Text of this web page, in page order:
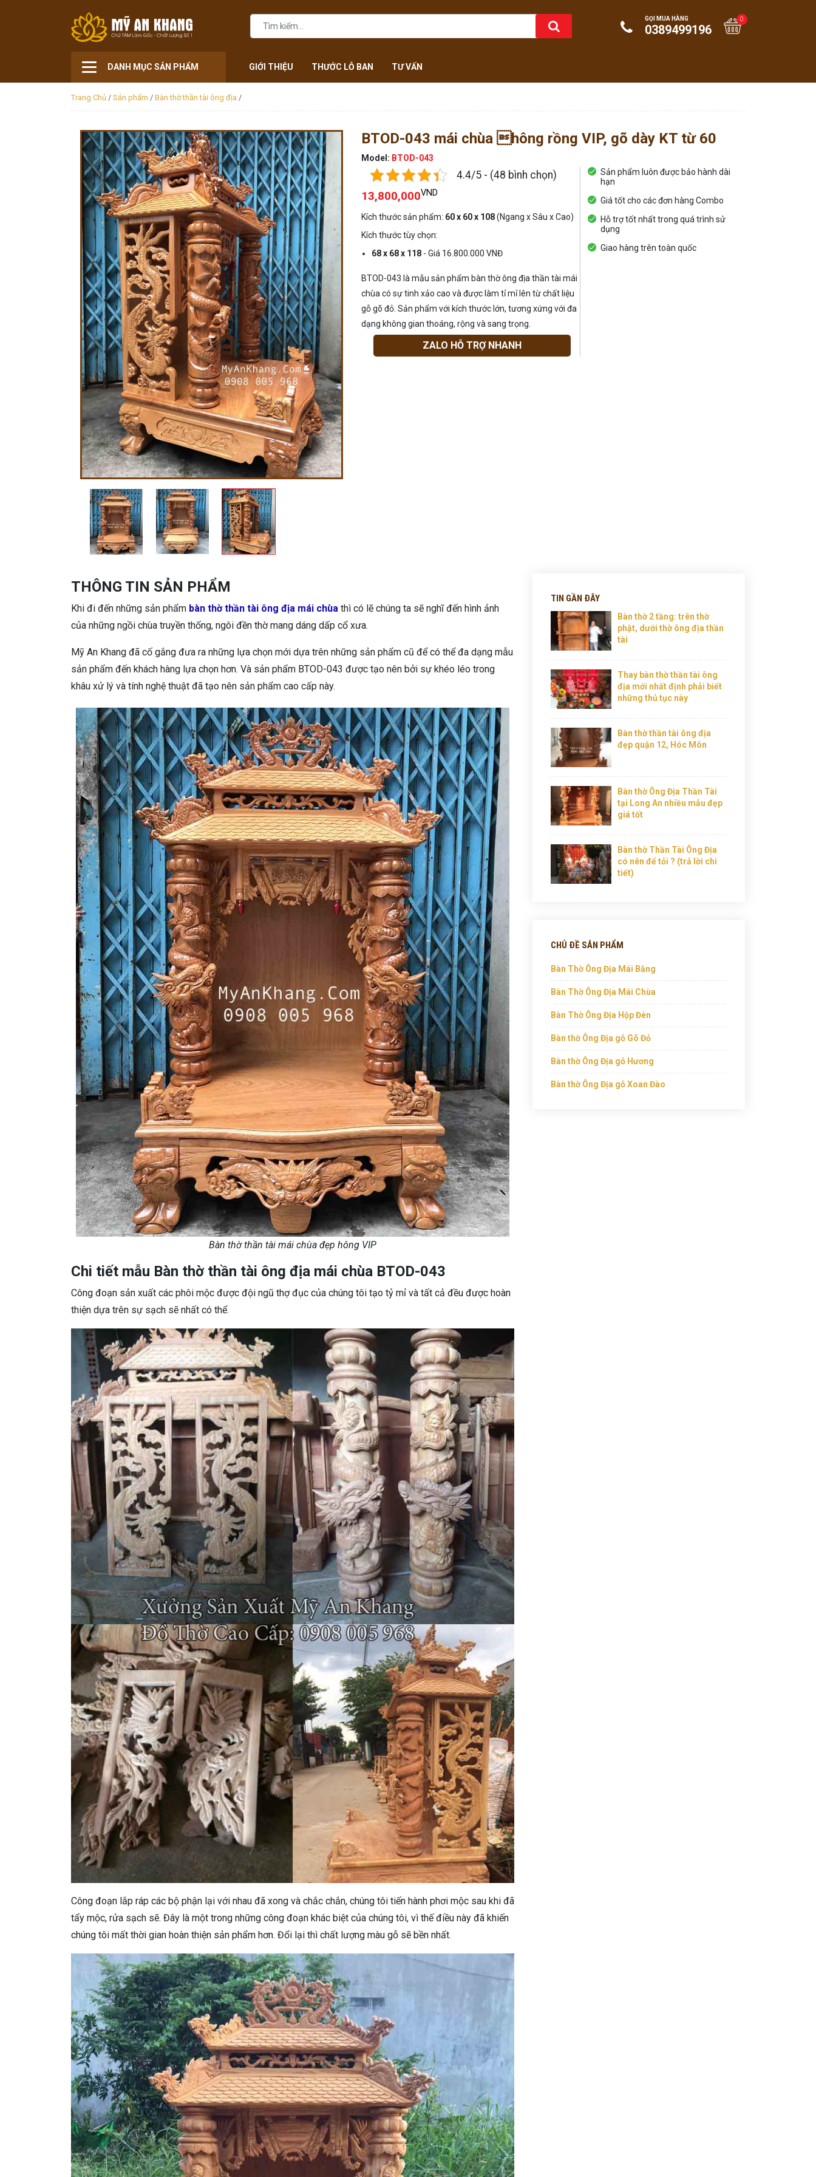
GỌI MUA HÀNG
0389499196
0
DANH MỤC SẢN PHẨM GIỚI THIỆU THƯỚC LỖ BAN TƯ VẤN
Trang Chủ / Sản phẩm / Bàn thờ thần tài ông địa /
BTOD-043 mái chùa hông rồng VIP, gõ dày KT từ 60
Model: BTOD-043
4.4/5 - (48 bình chọn)
13,800,000VND
Kích thước sản phẩm: 60 x 60 x 108(Ngang x Sâu x Cao)
Kích thước tùy chọn:
68 x 68 x 118- Giá 16.800.000 VNĐ
BTOD-043 là mẫu sản phẩm bàn thờ ông địa thần tài mái
chùa có sự tinh xảo cao và được làm tỉ mỉ lên từ chất liệu
gỗ gõ đỏ. Sản phẩm với kích thước lớn, tương xứng với đa
dạng không gian thoáng, rộng và sang trọng.
ZALO HỖ TRỢ NHANH
Sản phẩm luôn được bảo hành dài
hạn
Giá tốt cho các đơn hàng Combo
Hỗ trợ tốt nhất trong quá trình sử
dụng
Giao hàng trên toàn quốc
THÔNG TIN SẢN PHẨM
Khi đi đến những sản phẩm bàn thờ thần tài ông địa mái chùa thì có lẽ chúng ta sẽ nghĩ đến hình ảnh
của những ngồi chùa truyền thống, ngôi đền thờ mang dáng dấp cổ xưa.
Mỹ An Khang đã cố gắng đưa ra những lựa chọn mới dựa trên những sản phẩm cũ để có thể đa dạng mẫu
sản phẩm đến khách hàng lựa chọn hơn. Và sản phẩm BTOD-043 được tạo nên bởi sự khéo léo trong
khâu xử lý và tính nghệ thuật đã tạo nên sản phẩm cao cấp này.
Bàn thờ thần tài mái chùa đẹp hông VIP
Chi tiết mẫu Bàn thờ thần tài ông địa mái chùa BTOD-043
Công đoạn sản xuất các phôi mộc được đội ngũ thợ đục của chúng tôi tạo tỷ mỉ và tất cả đều được hoàn
thiện dựa trên sự sạch sẽ nhất có thể.
Công đoạn lắp ráp các bộ phận lại với nhau đã xong và chắc chắn, chúng tôi tiến hành phơi mộc sau khi đã
tẩy mộc, rửa sạch sẽ. Đây là một trong những công đoạn khác biệt của chúng tôi, vì thế điều này đã khiến
chúng tôi mất thời gian hoàn thiện sản phẩm hơn. Đổi lại thì chất lượng màu gỗ sẽ bền nhất.
TIN GẦN ĐÂY
Bàn thờ 2 tầng: trên thờ
phật, dưới thờ ông địa thần
tài
Thay bàn thờ thần tài ông
địa mới nhất định phải biết
những thủ tục này
Bàn thờ thần tài ông địa
đẹp quận 12, Hóc Môn
Bàn thờ Ông Địa Thần Tài
tại Long An nhiều mẫu đẹp
giá tốt
Bàn thờ Thần Tài Ông Địa
có nên để tỏi ? (trả lời chi
tiết)
CHỦ ĐỀ SẢN PHẨM
Bàn Thờ Ông Địa Mái Bằng
Bàn Thờ Ông Địa Mái Chùa
Bàn Thờ Ông Địa Hộp Đèn
Bàn thờ Ông Địa gỗ Gõ Đỏ
Bàn thờ Ông Địa gỗ Hương
Bàn thờ Ông Địa gỗ Xoan Đào